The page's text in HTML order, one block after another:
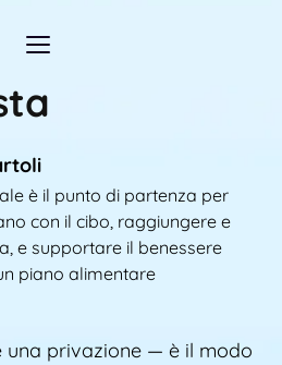
è il punto di partenza per
con il cibo, raggiungere e
e supportare il benessere
piano alimentare
una privazione — è il modo